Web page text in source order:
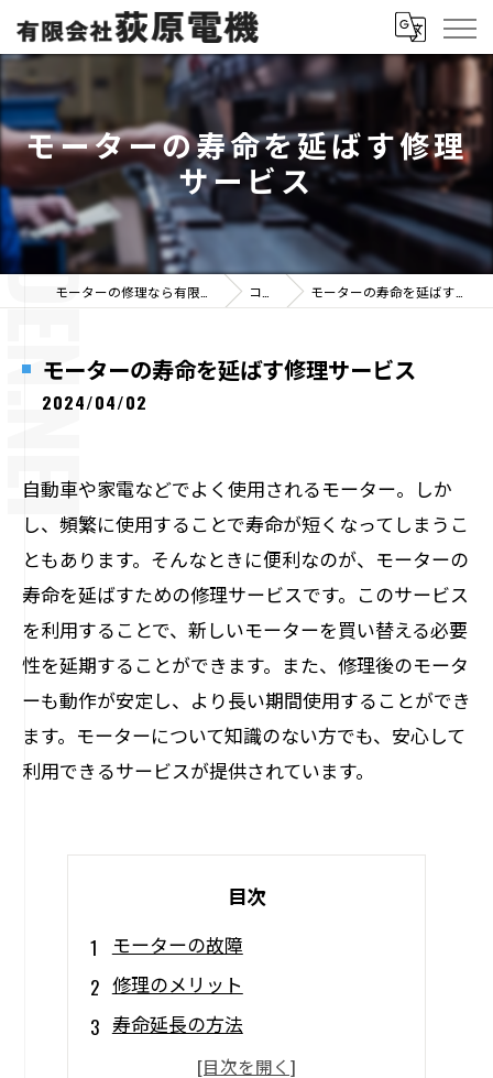
モーターの寿命を延ばす修理
サービス
コラム モーターの寿命を延ばす修理サービス
モーターの寿命を延ばす修理サービス
2024/04/02
自動車や家電などでよく使用されるモーター。しか
し、頻繁に使用することで寿命が短くなってしまうこ
ともあります。そんなときに便利なのが、モーターの
寿命を延ばすための修理サービスです。このサービス
を利用することで、新しいモーターを買い替える必要
性を延期することができます。また、修理後のモータ
ーも動作が安定し、より長い期間使用することができ
ます。モーターについて知識のない方でも、安心して
利用できるサービスが提供されています。
目次
モーターの故障
修理のメリット
寿命延長の方法
修理代金の見積もり